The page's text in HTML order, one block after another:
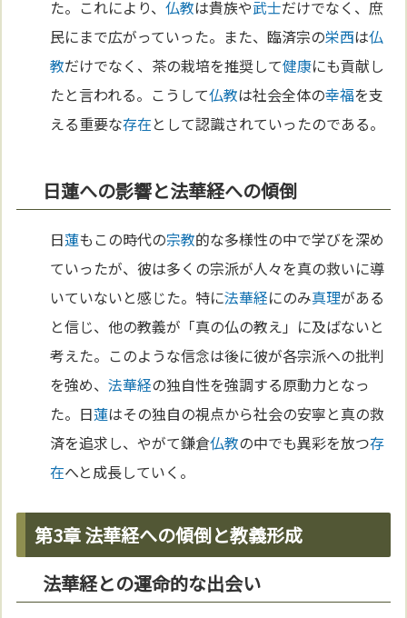
た。これにより、仏教は貴族や武士だけでなく、庶
民にまで広がっていった。また、臨済宗の栄西は仏
教だけでなく、茶の栽培を推奨して健康にも貢献し
たと言われる。こうして仏教は社会全体の幸福を支
える重要な存在として認識されていったのである。
日蓮への影響と法華経への傾倒
日蓮もこの時代の宗教的な多様性の中で学びを深め
ていったが、彼は多くの宗派が人々を真の救いに導
いていないと感じた。特に法華経にのみ真理がある
と信じ、他の教義が「真の仏の教え」に及ばないと
考えた。このような信念は後に彼が各宗派への批判
を強め、法華経の独自性を強調する原動力となっ
た。日蓮はその独自の視点から社会の安寧と真の救
済を追求し、やがて鎌倉仏教の中でも異彩を放つ存
在へと成長していく。
第3章 法華経への傾倒と教義形成
法華経との運命的な出会い